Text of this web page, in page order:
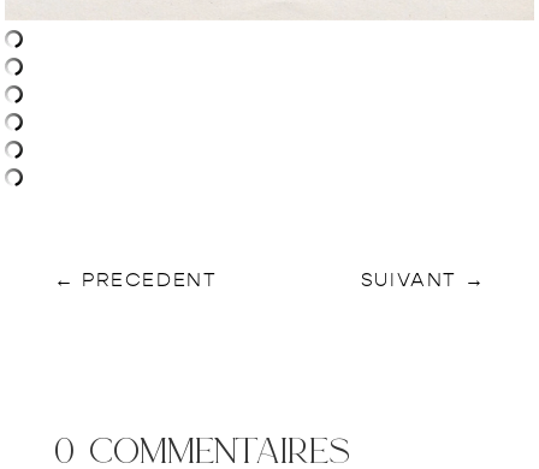
← PRECEDENT SUIVANT →
0 commentaires